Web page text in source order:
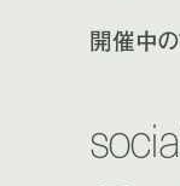
開催中